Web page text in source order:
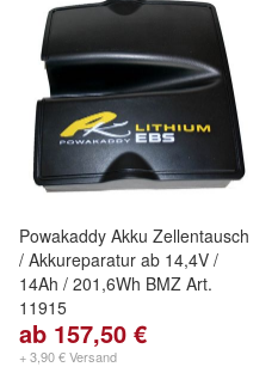
Powakaddy Akku Zellentausch
/ Akkureparatur ab 14,4V /
14Ah / 201,6Wh BMZ Art.
11915
ab 157,50 €
+ 3,90 € Versand